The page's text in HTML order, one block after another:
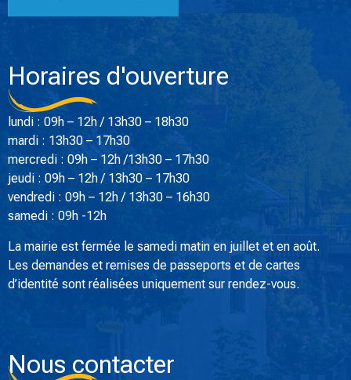
Horaires d'ouverture
lundi : 09h – 12h / 13h30 – 18h30
mardi : 13h30 – 17h30
mercredi : 09h – 12h /13h30 – 17h30
jeudi : 09h – 12h / 13h30 – 17h30
vendredi : 09h – 12h / 13h30 – 16h30
samedi : 09h -12h
La mairie est fermée le samedi matin en juillet et en août.
Les demandes et remises de passeports et de cartes
d’identité sont réalisées uniquement sur rendez-vous.
Nous contacter